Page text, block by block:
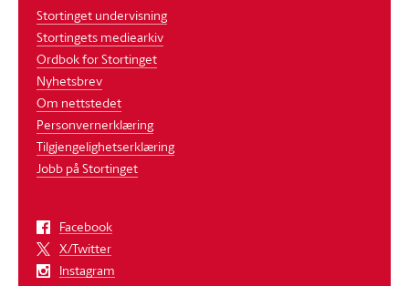
Stortinget undervisning
Stortingets mediearkiv
Ordbok for Stortinget
Nyhetsbrev
Om nettstedet
Personvernerklæring
Tilgjengelighetserklæring
Jobb på Stortinget
Facebook
X/Twitter
Instagram